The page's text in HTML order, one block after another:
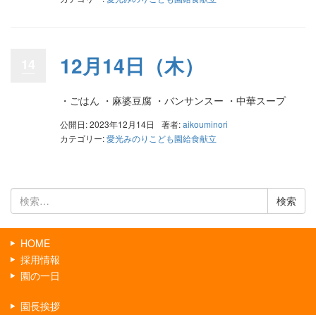
12月14日（木）
・ごはん ・麻婆豆腐 ・バンサンスー ・中華スープ
公開日: 2023年12月14日 著者:aikouminori
カテゴリー:愛光みのりこども園給食献立
検
索:
HOME
採用情報
園の一日
園長挨拶